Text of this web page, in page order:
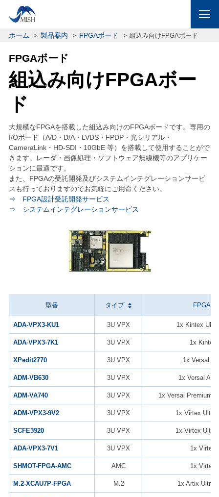
ホーム 製品案内 FPGAボード 組込み向けFPGAボード
FPGAボード
組込み向けFPGAボー
ド
大規模なFPGAを搭載した組込み向けのFPGAボードです。専用の
I/Oボード（A/D・D/A・LVDS・FPDP・光シリアル・
CameraLink・HD-SDI・10GbE 等）を搭載して使用することがで
きます。レーダ・画像処理・ソフトウェア無線機等のアプリケー
ションに最適です。
また、FPGAの受託開発及びシステムインテグレーションサービ
スも行っておりますのでお気軽にご用命ください。
⇒ FPGA設計受託開発サービス
⇒ システムインテグレーションサービス
型番 タイプ FPGA
ADA-VPX3-KU1 3U VPX 1x Kintex
ADA-VPX3-7K1 3U VPX 1x
XPedit2770 3U VPX 1x Versal
ADM-VB630 3U VPX 1x Versal AI
ADM-VA740 3U VPX 1x Versal Premium
ADM-VPX3-9V2 3U VPX 1x Virtex
SCFE3920 3U VPX 1x Virtex
ADA-VPX3-7V1 3U VPX 1x Virtex-
SHMOT-FPGA-AMC AMC 1x Virtex-
M.2-XCAU7P-FPGA M.2 1x Artix